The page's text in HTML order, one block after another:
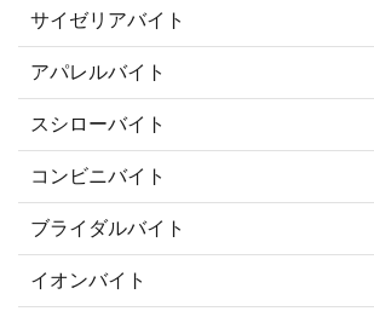
サイゼリアバイト
アパレルバイト
スシローバイト
コンビニバイト
ブライダルバイト
イオンバイト